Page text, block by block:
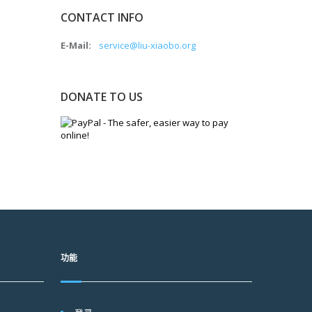
CONTACT INFO
E-Mail: service@liu-xiaobo.org
DONATE TO US
功能